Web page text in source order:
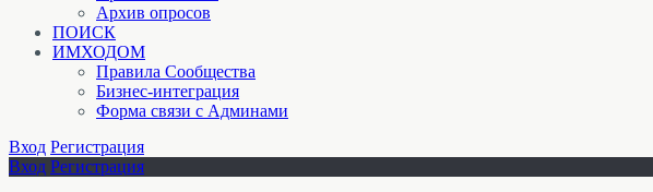
Архив опросов
ПОИСК
ИМХОДОМ
Правила Сообщества
Бизнес-интеграция
Форма связи с Админами
Вход Регистрация
Вход Регистрация